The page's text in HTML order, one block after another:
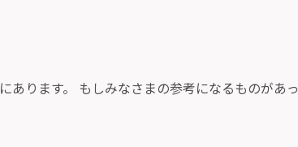
にあります。 もしみなさまの参考になるものがあっ